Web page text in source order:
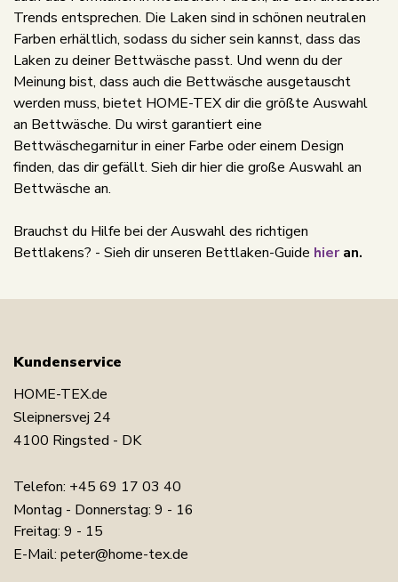
Trends entsprechen. Die Laken sind in schönen neutralen
Farben erhältlich, sodass du sicher sein kannst, dass das
Laken zu deiner Bettwäsche passt. Und wenn du der
Meinung bist, dass auch die Bettwäsche ausgetauscht
werden muss, bietet HOME-TEX dir die größte Auswahl
an Bettwäsche. Du wirst garantiert eine
Bettwäschegarnitur in einer Farbe oder einem Design
finden, das dir gefällt. Sieh dir hier die große Auswahl an
Bettwäsche an.
Brauchst du Hilfe bei der Auswahl des richtigen
Bettlakens? - Sieh dir unseren Bettlaken-Guide hieran.
Kundenservice
HOME-TEX.de
Sleipnersvej 24
4100 Ringsted - DK
Telefon: +45 69 17 03 40
Montag - Donnerstag: 9 - 16
Freitag: 9 - 15
E-Mail: peter@home-tex.de